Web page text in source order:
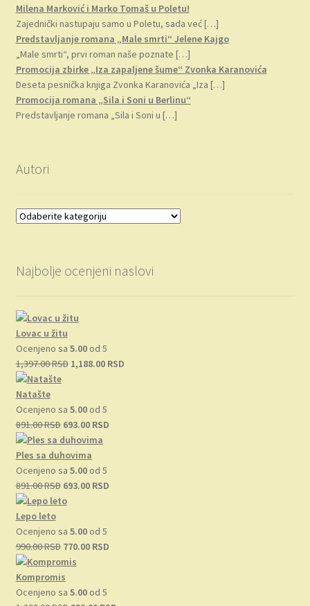
Milena Marković i Marko Tomaš u Poletu!
Zajednički nastupaju samo u Poletu, sada već[…]
Predstavljanje romana „Male smrti“ Jelene Kajgo
„Male smrti“, prvi roman naše poznate […]
Promocija zbirke „Iza zapaljene šume“ Zvonka Karanovića
Deseta pesnička knjiga Zvonka Karanovića „Iza […]
Promocija romana „Sila i Soni u Berlinu“
Predstavljanje romana „Sila i Soni u […]
Autori
Najbolje ocenjeni naslovi
Lovac u žitu
Ocenjeno sa 5.00od 5
1,397.00RSD Originalna
bila:
1,397.00 RSD.
1,188.00 RSDTrenutna
Natašte
Ocenjeno sa 5.00od 5
891.00RSD Originalna
cena
je
bila:
891.00 RSD.
693.00 RSDTrenutna
Ples sa duhovima
Ocenjeno sa 5.00od 5
891.00RSD Originalna
cena
bila:
891.00 RSD.
693.00 RSDTrenutna
Lepo leto
Ocenjeno sa 5.00od 5
990.00RSD Originalna
cena
je
bila:
770.00 RSDTrenutna
Kompromis
Ocenjeno sa 5.00od 5